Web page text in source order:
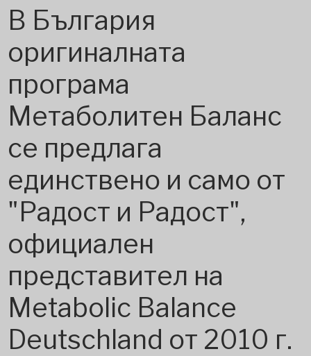
В България
оригиналната
програма
Метаболитен Баланс
се предлага
единствено и само от
"Радост и Радост",
официален
представител на
Metabolic Balance
Deutschland от 2010 г.